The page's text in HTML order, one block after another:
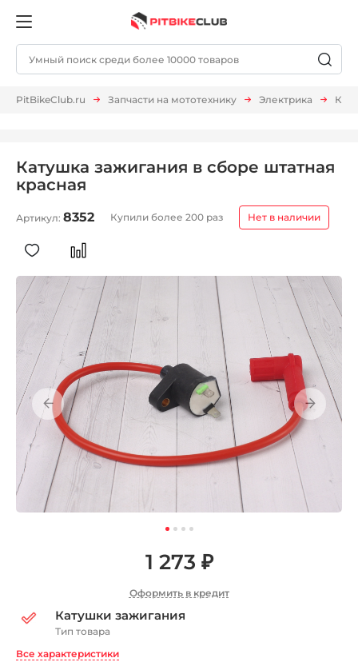
PitBikeClub.ru Запчасти на мототехнику Электрика
Катушка зажигания в сборе штатная
красная
Артикул: 8352 Купили более 200 раз Нет в наличии
1 273 ₽
Оформить в кредит
Катушки зажигания
Тип товара
Все характеристики